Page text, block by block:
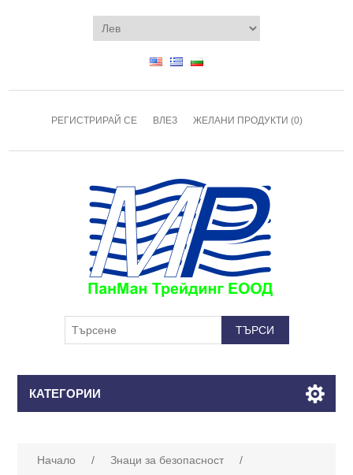
РЕГИСТРИРАЙ СЕ ВЛЕЗ ЖЕЛАНИ ПРОДУКТИ (0)
КАТЕГОРИИ
Начало / Знаци за безопасност
/